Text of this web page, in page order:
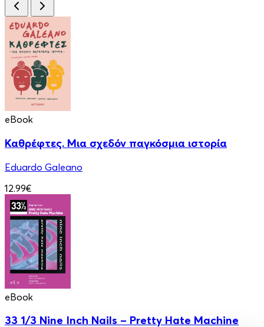
eBook
Καθρέφτες. Μια σχεδόν παγκόσμια ιστορία
Eduardo Galeano
12.99€
eBook
33 1/3 Nine Inch Nails – Pretty Hate Machine